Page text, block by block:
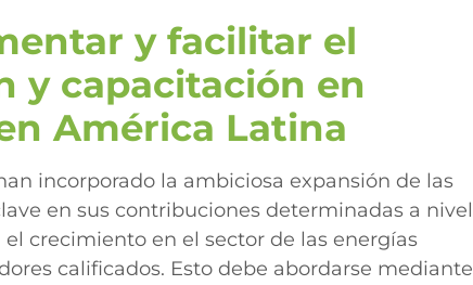
y facilitar el
y capacitación en
América Latina
incorporado la ambiciosa expansión de las
en sus contribuciones determinadas a nivel
crecimiento en el sector de las energías
calificados. Esto debe abordarse mediante